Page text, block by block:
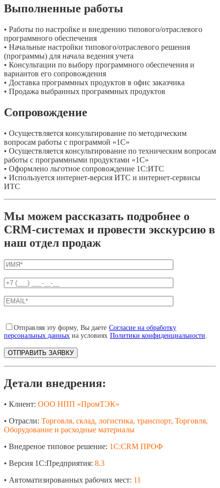
Выполненные работы
• Работы по настройке и внедрению типового/отраслевого
программного обеспечения
• Начальные настройки типового/отраслевого решения
(программы) для начала ведения учета
• Консультации по выбору программного обеспечения и
вариантов его сопровождения
• Доставка программных продуктов в офис заказчика
• Продажа выбранных программных продуктов
Сопровождение
• Осуществляется консультирование по методическим
вопросам работы с программой «1С»
• Осуществляется консультирование по техническим вопросам
работы с программными продуктами «1С»
• Оформлено льготное сопровождение 1С:ИТС
• Используется интернет-версия ИТС и интернет-сервисы
ИТС
Мы можем рассказать подробнее о
CRM-системах и провести экскурсию в
наш отдел продаж
Отправляя эту форму, Вы даете Согласие на обработку
персональных данных на условиях Политики конфиденциальности
Детали внедрения:
• Клиент: ООО НПП «ПромТЭК»
• Отрасли: Торговля, склад, логистика, транспорт, Торговля,
Оборудование и расходные материалы
• Внедреное типовое решение: 1С:CRM ПРОФ
• Версия 1С:Предприятия: 8.3
• Автоматизированных рабочих мест: 11